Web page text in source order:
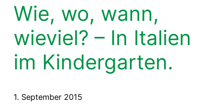
Wie, wo, wann,
wieviel? – In Italien
im Kindergarten.
1. September 2015